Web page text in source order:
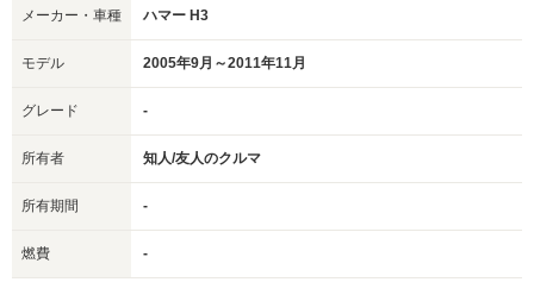
メーカー・車種 ハマー H3
モデル 2005年9月～2011年11月
グレード -
所有者 知人/友人のクルマ
所有期間 -
燃費 -